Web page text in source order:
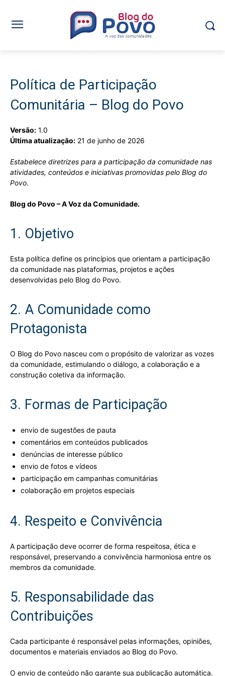
Política de Participação
Comunitária – Blog do Povo
Versão: 1.0
Última atualização: 21 de junho de 2026
Estabelece diretrizes para a participação da comunidade nas
atividades, conteúdos e iniciativas promovidas pelo Blog do
Povo.
Blog do Povo – A Voz da Comunidade.
1. Objetivo
Esta política define os princípios que orientam a participação
da comunidade nas plataformas, projetos e ações
desenvolvidas pelo Blog do Povo.
2. A Comunidade como
Protagonista
O Blog do Povo nasceu com o propósito de valorizar as vozes
da comunidade, estimulando o diálogo, a colaboração e a
construção coletiva da informação.
3. Formas de Participação
envio de sugestões de pauta
comentários em conteúdos publicados
denúncias de interesse público
envio de fotos e vídeos
participação em campanhas comunitárias
colaboração em projetos especiais
4. Respeito e Convivência
A participação deve ocorrer de forma respeitosa, ética e
responsável, preservando a convivência harmoniosa entre os
membros da comunidade.
5. Responsabilidade das
Contribuições
Cada participante é responsável pelas informações, opiniões,
documentos e materiais enviados ao Blog do Povo.
O envio de conteúdo não garante sua publicação automática.